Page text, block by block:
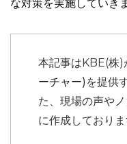
な対策を実施していき
本記事はKBE(株)
ーチャー) を提供
た、現場の声や
に作成しておりま